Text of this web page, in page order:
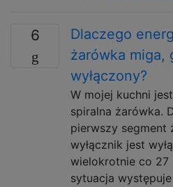
6
Dlaczego
żarówka miga,
wyłączony?
W mojej kuchni
spiralna żarówka.
pierwszy segment
wyłącznik jest
wielokrotnie co 27
sytuacja